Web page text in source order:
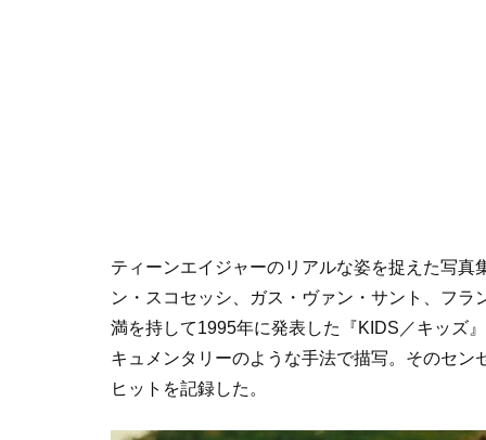
ティーンエイジャーのリアルな姿を捉えた写
ン・スコセッシ、ガス・ヴァン・サント、フ
満を持して1995年に発表した『KIDS／キッズ
キュメンタリーのような手法で描写。そのセ
ヒットを記録した。